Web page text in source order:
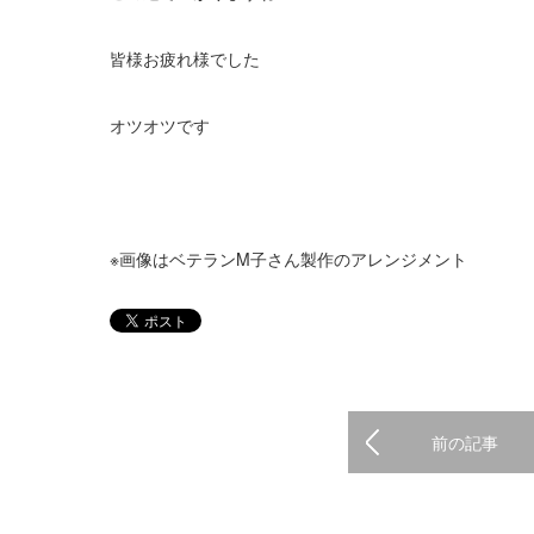
皆様お疲れ様でした
オツオツです
※画像はベテランM子さん製作のアレンジメント
前の記事